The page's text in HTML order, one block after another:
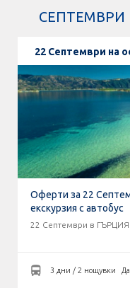
СЕПТЕМВРИ
22 Септември на
Оферти за 22
екскурзия с автобус
22 Септември в
3 дни / 2 нощувки